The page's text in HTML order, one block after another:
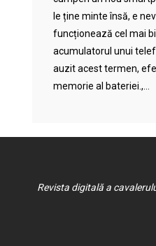
le ține minte însă, e
funcționează cel mai
acumulatorul unui
auzit acest termen,
memorie al bateriei.,...
Revista digitală a